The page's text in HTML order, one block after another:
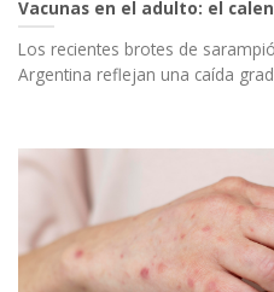
Vacunas en el adulto: el
Los recientes brotes de
Argentina reflejan una caída